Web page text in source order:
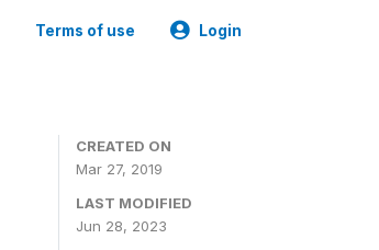
Terms of use Login
CREATED ON
Mar 27, 2019
LAST MODIFIED
Jun 28, 2023